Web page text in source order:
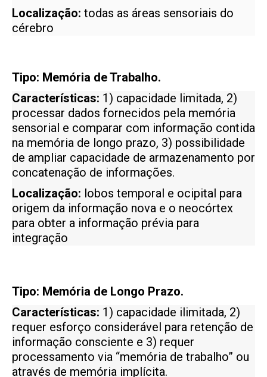
Localização: todas as áreas sensoriais do
cérebro
Tipo: Memória de Trabalho.
Características: 1) capacidade limitada, 2)
processar dados fornecidos pela memória
sensorial e comparar com informação contida
na memória de longo prazo, 3) possibilidade
de ampliar capacidade de armazenamento por
concatenação de informações.
Localização: lobos temporal e ocipital para
origem da informação nova e o neocórtex
para obter a informação prévia para
integração
Tipo: Memória de Longo Prazo.
Características: 1) capacidade ilimitada, 2)
requer esforço considerável para retenção de
informação consciente e 3) requer
processamento via “memória de trabalho” ou
através de memória implícita.